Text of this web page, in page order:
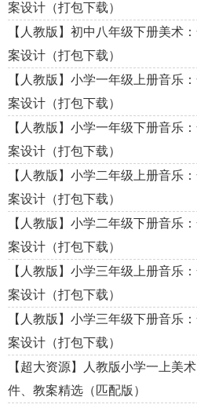
案设计（打包下载）
【人教版】初中八年级下册美术
案设计（打包下载）
【人教版】小学一年级上册音乐
案设计（打包下载）
【人教版】小学一年级下册音乐
案设计（打包下载）
【人教版】小学二年级上册音乐
案设计（打包下载）
【人教版】小学二年级下册音乐
案设计（打包下载）
【人教版】小学三年级上册音乐
案设计（打包下载）
【人教版】小学三年级下册音乐
案设计（打包下载）
【超大资源】人教版小学一上美
件、教案精选（匹配版）